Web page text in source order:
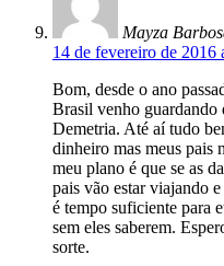
Mayza
14 de fevereiro de 2016
Bom, desde o ano
Brasil venho guardando
Demetria. Até aí tudo
dinheiro mas meus pais
meu plano é que se as
pais vão estar viajando
é tempo suficiente para
sem eles saberem.
sorte.